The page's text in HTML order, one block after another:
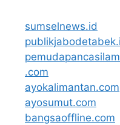
sumselnews.id
.com
ayokalimantan.com
ayosumut.com
bangsaoffline.com